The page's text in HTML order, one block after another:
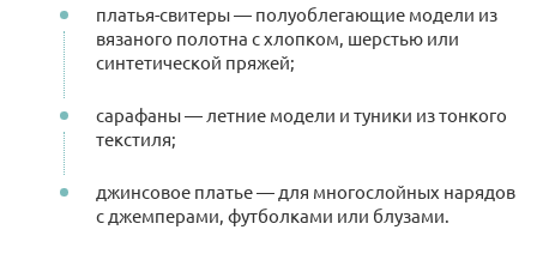
платья-свитеры — полуоблегающие модели из
вязаного полотна с хлопком, шерстью или
синтетической пряжей;
сарафаны — летние модели и туники из тонкого
текстиля;
джинсовое платье — для многослойных нарядов
с джемперами, футболками или блузами.